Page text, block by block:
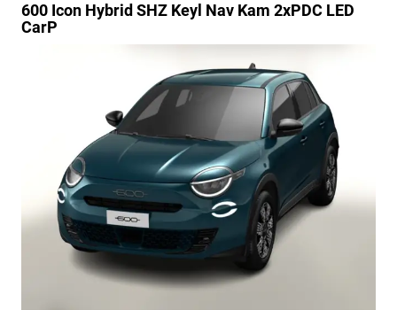
600 Icon Hybrid SHZ Keyl Nav Kam 2xPDC LED
CarP